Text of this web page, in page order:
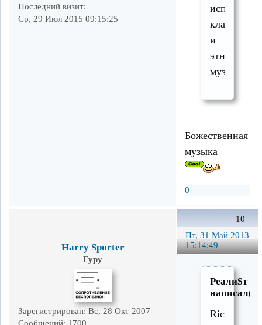
Последний визит:
Ср, 29 Июл 2015 09:15:25
и
этнической
музыки.
Божественная
музыка
0
10
Пт, 31 Май 2013
15:14:49
Harry Sporter
Гуру
Зарегистрирован: Вс, 28 Окт 2007
Сообщений: 1700
Реали$т
Richard